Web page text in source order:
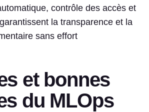
contrôle des accès et
la transparence et la
sans effort
et bonnes
du MLOps